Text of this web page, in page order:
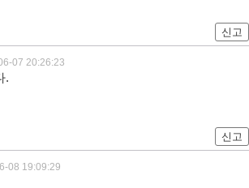
신고
07 20:26:23
.
신고
08 19:09:29